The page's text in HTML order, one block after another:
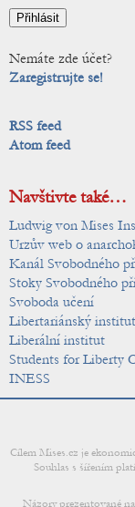
Nemáte zde účet?
Zaregistrujte se!
RSS feed
Atom feed
Navštivte také…
Ludwig von Mises
Urzův web o
Kanál Svobodného
Stoky Svobodného
Svoboda učení
Libertariánský institut
Liberální institut
Students for Liberty
INESS
Cílem Mises.cz je
Souhlas s šířením
Názory prezentované